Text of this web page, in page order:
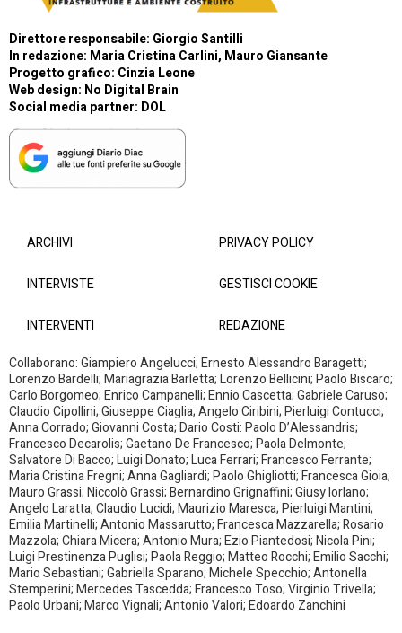
Direttore responsabile: Giorgio Santilli
In redazione: Maria Cristina Carlini, Mauro Giansante
Progetto grafico: Cinzia Leone
Web design: No Digital Brain
Social media partner: DOL
ARCHIVI
INTERVISTE
INTERVENTI
PRIVACY POLICY
GESTISCI COOKIE
REDAZIONE
Collaborano: Giampiero Angelucci; Ernesto Alessandro Baragetti;
Lorenzo Bardelli; Mariagrazia Barletta; Lorenzo Bellicini; Paolo Biscaro;
Carlo Borgomeo; Enrico Campanelli; Ennio Cascetta; Gabriele Caruso;
Claudio Cipollini; Giuseppe Ciaglia; Angelo Ciribini; Pierluigi Contucci;
Anna Corrado; Giovanni Costa; Dario Costi: Paolo D’Alessandris;
Francesco Decarolis; Gaetano De Francesco; Paola Delmonte;
Salvatore Di Bacco; Luigi Donato; Luca Ferrari; Francesco Ferrante;
Maria Cristina Fregni; Anna Gagliardi; Paolo Ghigliotti; Francesca Gioia;
Mauro Grassi; Niccolò Grassi; Bernardino Grignaffini; Giusy Iorlano;
Angelo Laratta; Claudio Lucidi; Maurizio Maresca; Pierluigi Mantini;
Emilia Martinelli; Antonio Massarutto; Francesca Mazzarella; Rosario
Mazzola; Chiara Micera; Antonio Mura; Ezio Piantedosi; Nicola Pini;
Luigi Prestinenza Puglisi; Paola Reggio; Matteo Rocchi; Emilio Sacchi;
Mario Sebastiani; Gabriella Sparano; Michele Specchio; Antonella
Stemperini; Mercedes Tascedda; Francesco Toso; Virginio Trivella;
Paolo Urbani; Marco Vignali; Antonio Valori; Edoardo Zanchini